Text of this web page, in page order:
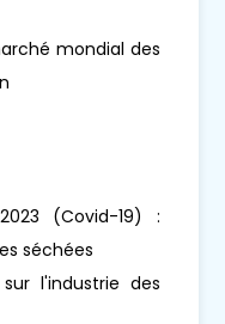
mondial des
(Covid-19) :
séchées
l'industrie des